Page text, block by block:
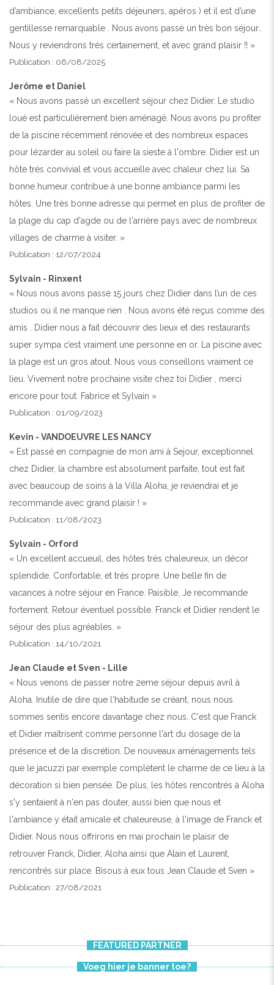
d’ambiance, excellents petits déjeuners, apéros ) et il est d’une
gentillesse remarquable . Nous avons passé un très bon séjour..
Nous y reviendrons très certainement, et avec grand plaisir !! »
Publication : 06/08/2025
Jerôme et Daniel
« Nous avons passé un excellent séjour chez Didier. Le studio
loué est particulièrement bien aménagé. Nous avons pu profiter
de la piscine récemment rénovée et des nombreux espaces
pour lézarder au soleil ou faire la sieste à l'ombre. Didier est un
hôte très convivial et vous accueille avec chaleur chez lui. Sa
bonne humeur contribue à une bonne ambiance parmi les
hôtes. Une très bonne adresse qui permet en plus de profiter de
la plage du cap d'agde ou de l'arrière pays avec de nombreux
villages de charme à visiter. »
Publication : 12/07/2024
Sylvain - Rinxent
« Nous nous avons passé 15 jours chez Didier dans l’un de ces
studios où il ne manque rien . Nous avons été reçus comme des
amis . Didier nous a fait découvrir des lieux et des restaurants
super sympa c’est vraiment une personne en or. La piscine avec
la plage est un gros atout. Nous vous conseillons vraiment ce
lieu. Vivement notre prochaine visite chez toi Didier , merci
encore pour tout. Fabrice et Sylvain »
Publication : 01/09/2023
Kevin - VANDOEUVRE LES NANCY
« Est passé en compagnie de mon ami à Sejour, exceptionnel
chez Didier, la chambre est absolument parfaite, tout est fait
avec beaucoup de soins à la Villa Aloha, je reviendrai et je
recommande avec grand plaisir ! »
Publication : 11/08/2023
Sylvain - Orford
« Un excellent accueuil, des hôtes très chaleureux, un décor
splendide. Confortable, et très propre. Une belle fin de
vacances à notre séjour en France. Paisible, Je recommande
fortement. Retour éventuel possible. Franck et Didier rendent le
séjour des plus agréables. »
Publication : 14/10/2021
Jean Claude et Sven - Lille
« Nous venons de passer notre 2eme séjour depuis avril à
Aloha. Inutile de dire que l'habitude se créant, nous nous
sommes sentis encore davantage chez nous. C'est que Franck
et Didier maîtrisent comme personne l'art du dosage de la
présence et de la discrétion. De nouveaux aménagements tels
que le jacuzzi par exemple complètent le charme de ce lieu à la
décoration si bien pensée. De plus, les hôtes rencontrés à Aloha
s'y sentaient à n'en pas douter, aussi bien que nous et
l'ambiance y était amicale et chaleureuse, à l'image de Franck et
Didier. Nous nous offrirons en mai prochain le plaisir de
retrouver Franck, Didier, Aloha ainsi que Alain et Laurent,
rencontrés sur place. Bisous à eux tous Jean Claude et Sven »
Publication : 27/08/2021
FEATURED PARTNER
Voeg hier je banner toe?